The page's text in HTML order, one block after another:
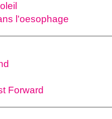
l'oesophage
Forward